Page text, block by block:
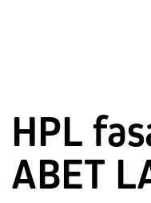
HPL
ABET